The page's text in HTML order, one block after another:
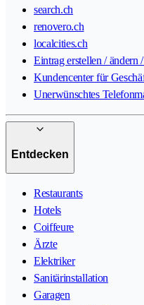
search.ch
renovero.ch
localcities.ch
Eintrag erstellen / ändern
Kundencenter für
Unerwünschtes
Entdecken
Restaurants
Hotels
Coiffeure
Ärzte
Elektriker
Sanitärinstallation
Garagen